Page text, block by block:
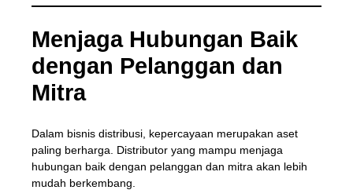
Menjaga Hubungan Baik
dengan Pelanggan dan
Mitra
Dalam bisnis distribusi, kepercayaan merupakan aset
paling berharga. Distributor yang mampu menjaga
hubungan baik dengan pelanggan dan mitra akan lebih
mudah berkembang.